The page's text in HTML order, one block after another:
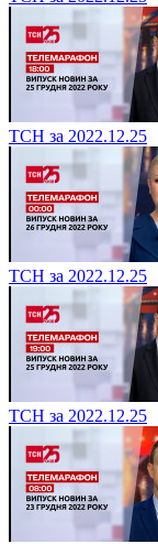
ТСН за 2022.12.25
ТСН за 2022.12.25
ТСН за 2022.12.25